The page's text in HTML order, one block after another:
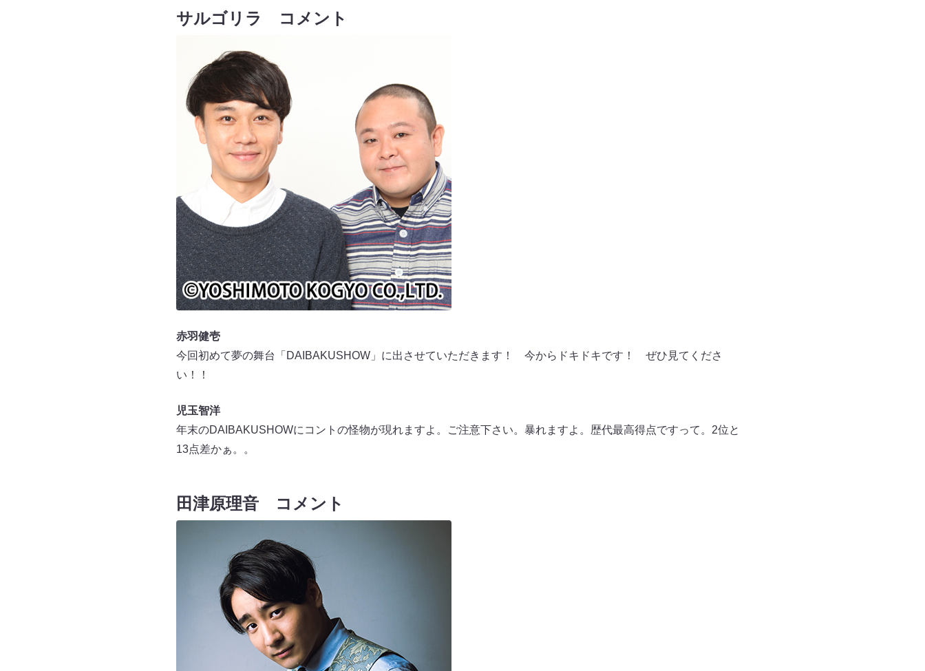
サルゴリラ コメント
赤羽健壱
今回初めて夢の舞台「DAIBAKUSHOW」に出させていただきます！ 今からドキドキです！ ぜひ見てくださ
い！！
児玉智洋
年末のDAIBAKUSHOWにコントの怪物が現れますよ。ご注意下さい。暴れますよ。歴代最高得点ですって。2位と
13点差かぁ。。
田津原理音 コメント